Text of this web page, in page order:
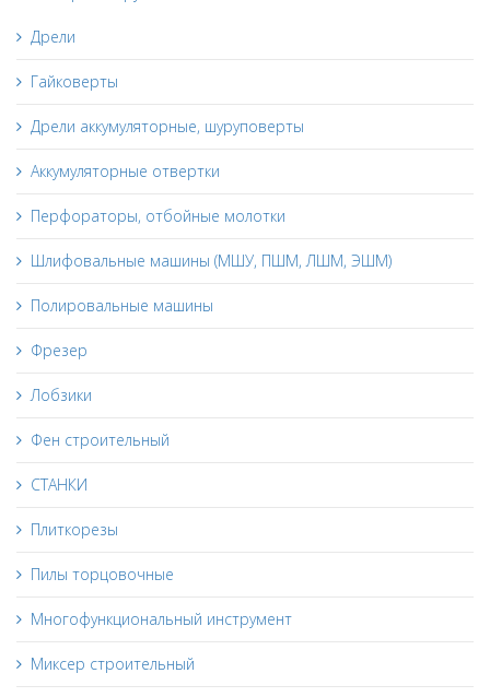
Дрели
Гайковерты
Дрели аккумуляторные, шуруповерты
Аккумуляторные отвертки
Перфораторы, отбойные молотки
Шлифовальные машины (МШУ, ПШМ, ЛШМ, ЭШМ)
Полировальные машины
Фрезер
Лобзики
Фен строительный
СТАНКИ
Плиткорезы
Пилы торцовочные
Многофункциональный инструмент
Миксер строительный